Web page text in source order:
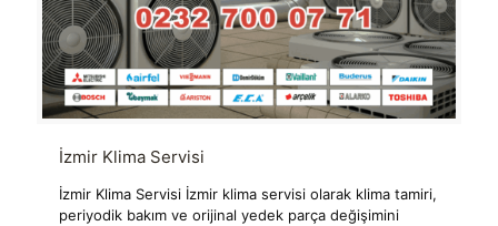
İzmir Klima Servisi
İzmir Klima Servisi İzmir klima servisi olarak klima tamiri,
periyodik bakım ve orijinal yedek parça değişimini